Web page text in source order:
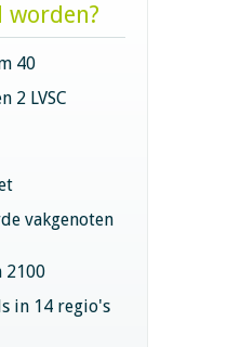
40
2 LVSC
vakgenoten
2100
in 14 regio's